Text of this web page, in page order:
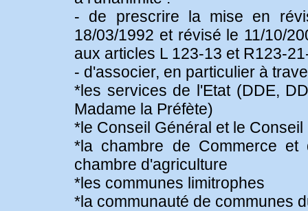
- de prescrire la mise en
18/03/1992 et révisé le 11/10/
aux articles L 123-13 et R123-
- d'associer, en particulier à
*les services de l'Etat (DDE,
Madame la Préfète)
*le Conseil Général et le Conseil
*la chambre de Commerce
chambre d'agriculture
*les communes limitrophes
*la communauté de communes